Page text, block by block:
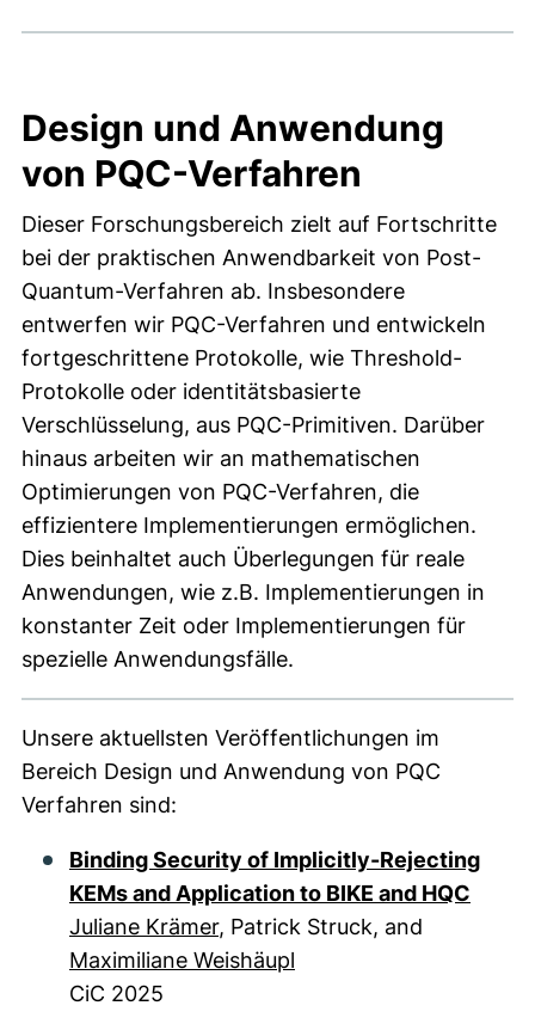
Design und Anwendung
von PQC-Verfahren
Dieser Forschungsbereich zielt auf Fortschritte
bei der praktischen Anwendbarkeit von Post-
Quantum-Verfahren ab. Insbesondere
entwerfen wir PQC-Verfahren und entwickeln
fortgeschrittene Protokolle, wie Threshold-
Protokolle oder identitätsbasierte
Verschlüsselung, aus PQC-Primitiven. Darüber
hinaus arbeiten wir an mathematischen
Optimierungen von PQC-Verfahren, die
effizientere Implementierungen ermöglichen.
Dies beinhaltet auch Überlegungen für reale
Anwendungen, wie z.B. Implementierungen in
konstanter Zeit oder Implementierungen für
spezielle Anwendungsfälle.
Unsere aktuellsten Veröffentlichungen im
Bereich Design und Anwendung von PQC
Verfahren sind:
Binding Security of Implicitly-Rejecting
KEMs and Application to BIKE and HQC
Juliane Krämer, Patrick Struck, and
Maximiliane Weishäupl
CiC 2025